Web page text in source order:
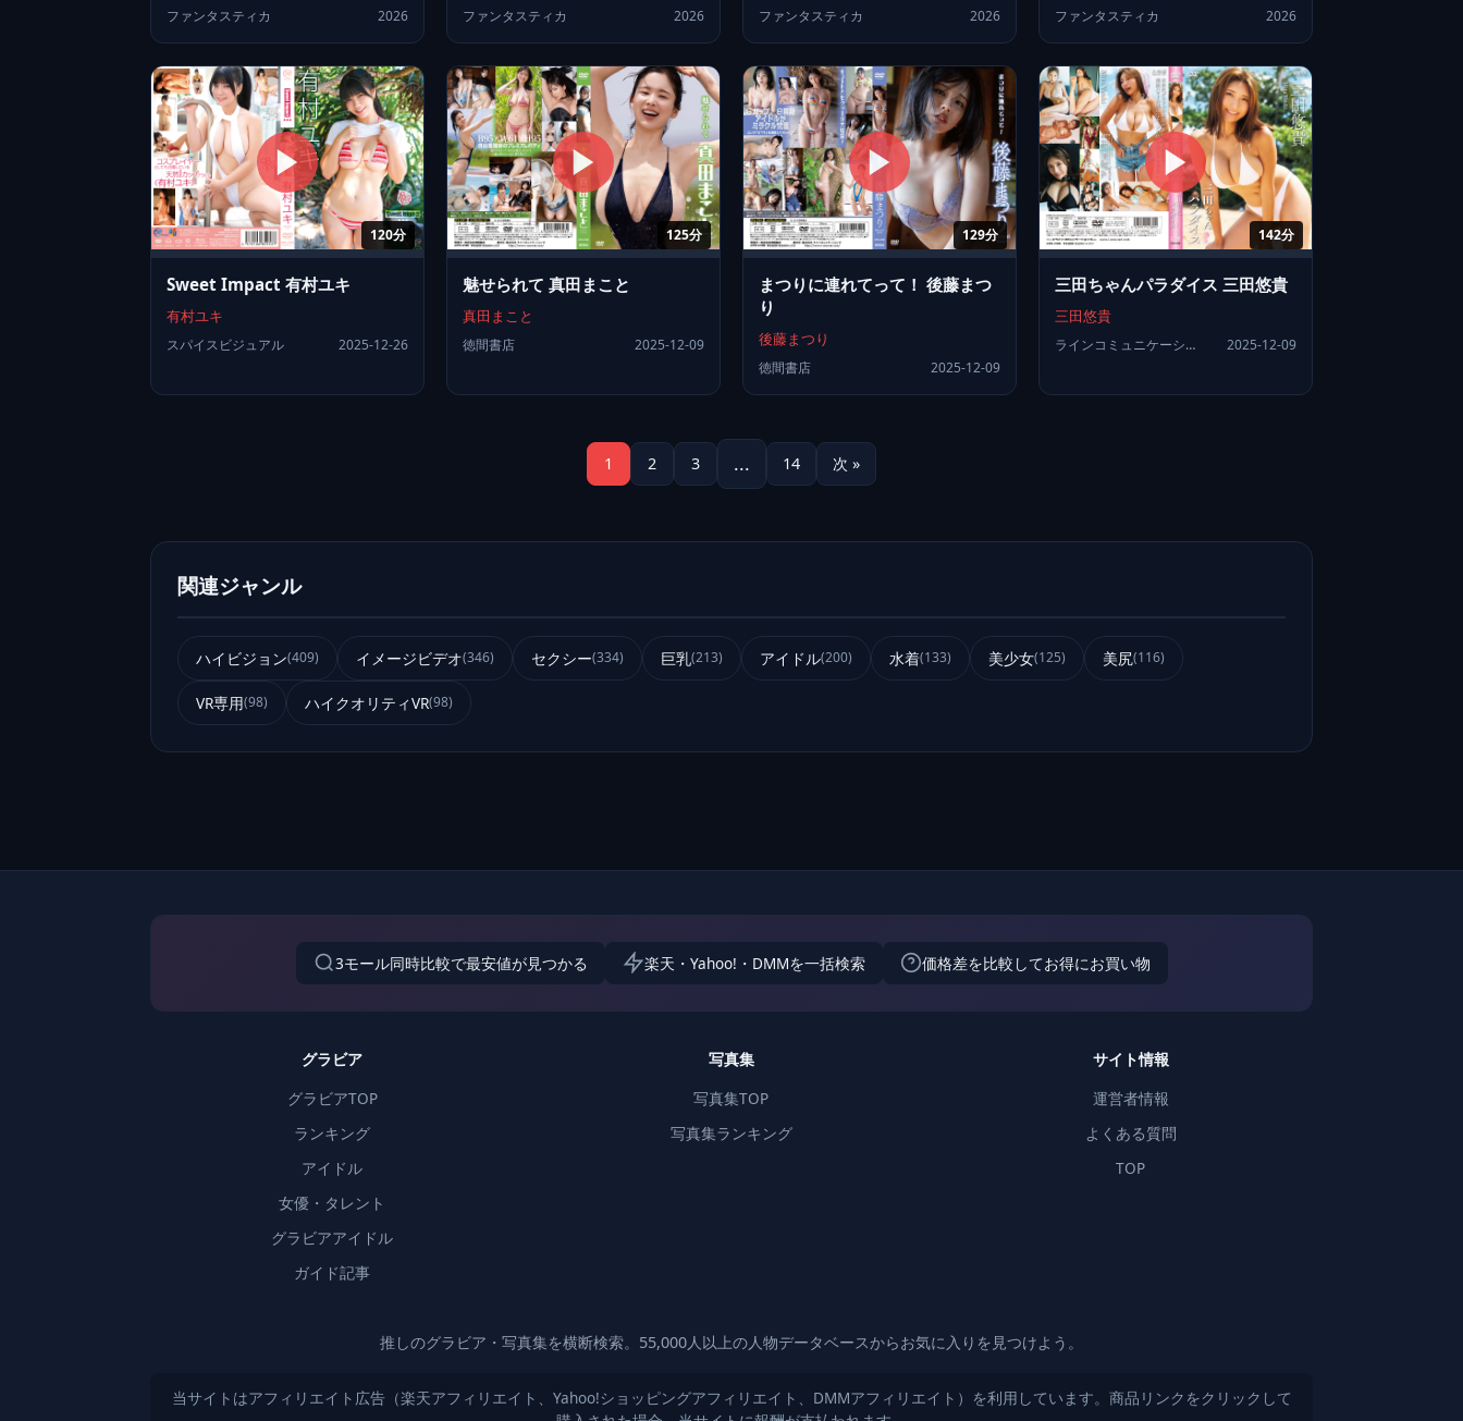
ファンタスティカ 2026 ファンタスティカ 2026 ファンタスティカ 2026 ファンタスティカ 2026
120分
Sweet Impact 有村ユキ
有村ユキ
スパイスビジュアル 2025-12-26
125分
魅せられて 真田まこと
真田まこと
徳間書店 2025-12-09
129分
まつりに連れてって！ 後藤まつ
り
後藤まつり
徳間書店 2025-12-09
142分
三田ちゃんパラダイス 三田悠貴
三田悠貴
ラインコミュニケーションズ 2025-12-09
1 2 3 ... 14 次 »
関連ジャンル
ハイビジョン(409) イメージビデオ(346) セクシー(334) 巨乳(213) アイドル(200) 水着(133) 美少女(125) 美尻(116)
VR専用(98) ハイクオリティVR(98)
3モール同時比較で最安値が見つかる 楽天・Yahoo!・DMMを一括検索 価格差を比較してお得にお買い物
グラビア
グラビアTOP
ランキング
アイドル
女優・タレント
グラビアアイドル
ガイド記事
写真集
写真集TOP
写真集ランキング
サイト情報
運営者情報
よくある質問
TOP
推しのグラビア・写真集を横断検索。55,000人以上の人物データベースからお気に入りを見つけよう。
当サイトはアフィリエイト広告（楽天アフィリエイト、Yahoo!ショッピングアフィリエイト、DMMアフィリエイト）を利用しています。商品リンクをクリックして